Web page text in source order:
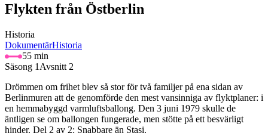
Flykten från Östberlin
Historia
DokumentärHistoria
55 min
Säsong 1 Avsnitt 2
Drömmen om frihet blev så stor för två familjer på ena sidan av
Berlinmuren att de genomförde den mest vansinniga av flyktplaner: i
en hemmabyggd varmluftsballong. Den 3 juni 1979 skulle de
äntligen se om ballongen fungerade, men stötte på ett besvärligt
hinder. Del 2 av 2: Snabbare än Stasi.